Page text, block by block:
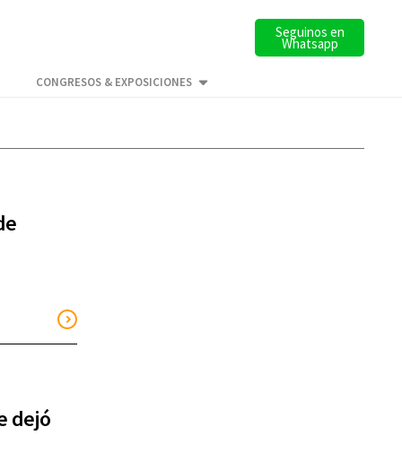
Seguinos en
Whatsapp
CONGRESOS & EXPOSICIONES
dejó